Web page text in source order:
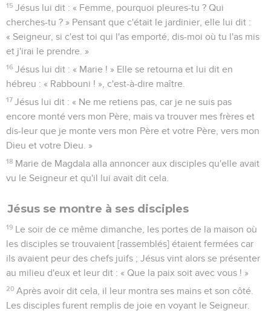
15 Jésus lui dit : « Femme, pourquoi pleures-tu ? Qui
cherches-tu ? » Pensant que c'était le jardinier, elle lui dit :
« Seigneur, si c'est toi qui l'as emporté, dis-moi où tu l'as mis
et j'irai le prendre. »
16 Jésus lui dit : « Marie ! » Elle se retourna et lui dit en
hébreu : « Rabbouni ! », c'est-à-dire maître.
17 Jésus lui dit : « Ne me retiens pas, car je ne suis pas
encore monté vers mon Père, mais va trouver mes frères et
dis-leur que je monte vers mon Père et votre Père, vers mon
Dieu et votre Dieu. »
18 Marie de Magdala alla annoncer aux disciples qu'elle avait
vu le Seigneur et qu'il lui avait dit cela.
Jésus se montre à ses disciples
19 Le soir de ce même dimanche, les portes de la maison où
les disciples se trouvaient [rassemblés] étaient fermées car
ils avaient peur des chefs juifs ; Jésus vint alors se présenter
au milieu d'eux et leur dit : « Que la paix soit avec vous ! »
20 Après avoir dit cela, il leur montra ses mains et son côté.
Les disciples furent remplis de joie en voyant le Seigneur.